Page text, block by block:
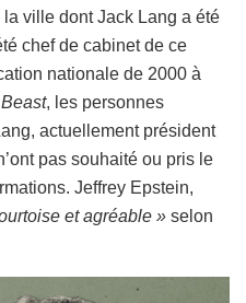
ville dont Jack Lang a été
chef de cabinet de ce
nationale de 2000 à
, les personnes
actuellement président
pas souhaité ou pris le
Jeffrey Epstein,
et agréable » selon